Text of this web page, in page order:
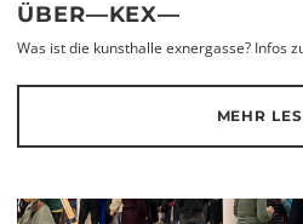
ÜBER—KEX—
Was ist die kunsthalle exnergasse? Infos
MEHR